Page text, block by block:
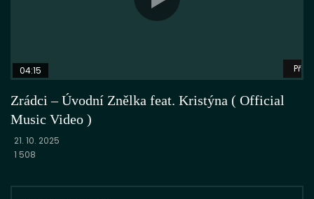
04:15
Zrádci – Úvodní Znělka feat. Kristýna ( Official
Music Video )
21. 10. 2025
1 508